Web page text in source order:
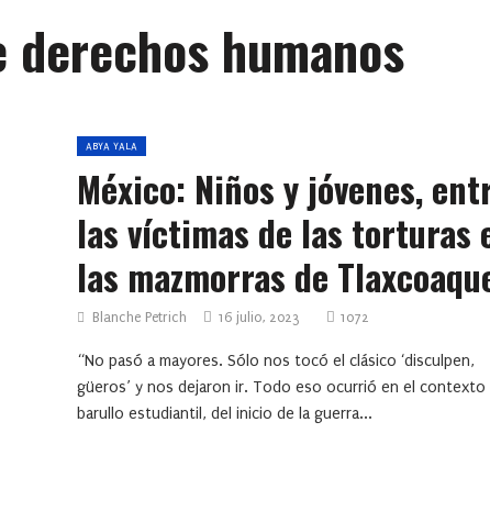
humanos
ABYA YALA
México: Niños y jóvenes,
las víctimas de las torturas
las mazmorras de
Blanche Petrich 16 julio, 2023 1072
“No pasó a mayores. Sólo nos tocó el clásico ‘disculpen,
güeros’ y nos dejaron ir. Todo eso ocurrió en el contexto
barullo estudiantil, del inicio de la guerra...